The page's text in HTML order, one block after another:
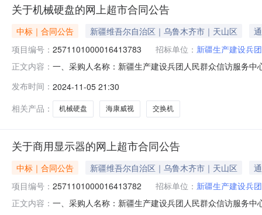
关于机械硬盘的网上超市合同公告
中标｜合同公告 新疆维吾尔自治区｜乌鲁木齐市｜天山区
项目编号： 2571101000016413783 招标单位： 新疆生产建设兵
正文内容： 一、采购人名称：新疆生产建设兵团人民群众信访服务
ST6000VX001机械硬盘希捷/SeagateST6000VX001块
发布时间： 2024-11-05 21:30
相关产品：
机械硬盘 海康威视 交换机
关于商用显示器的网上超市合同公告
中标｜合同公告 新疆维吾尔自治区｜乌鲁木齐市｜天山区
项目编号： 2571101000016413782 招标单位： 新疆生产建设兵
正文内容： 一、采购人名称：新疆生产建设兵团人民群众信访服务